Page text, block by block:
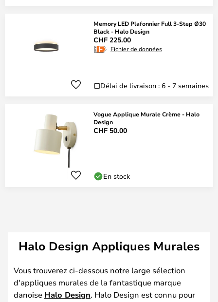
Memory LED Plafonnier Full 3-Step Ø30
Black - Halo Design
CHF 225.00
Fichier de données
Délai de livraison : 6 - 7 semaines
Vogue Applique Murale Crème - Halo
Design
CHF 50.00
En stock
Halo Design Appliques Murales
Vous trouverez ci-dessous notre large sélection
d'appliques murales de la fantastique marque
danoise Halo Design. Halo Design est connu pour